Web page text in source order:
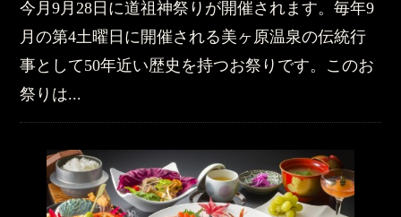
今月9月28日に道祖神祭りが開催されます。毎年9
月の第4土曜日に開催される美ヶ原温泉の伝統行
事として50年近い歴史を持つお祭りです。このお
祭りは...